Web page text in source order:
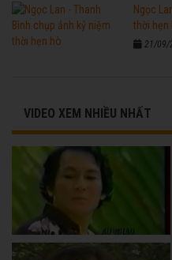
Ngọc
thời hẹn
21/09/
VIDEO XEM NHIỀU NHẤT